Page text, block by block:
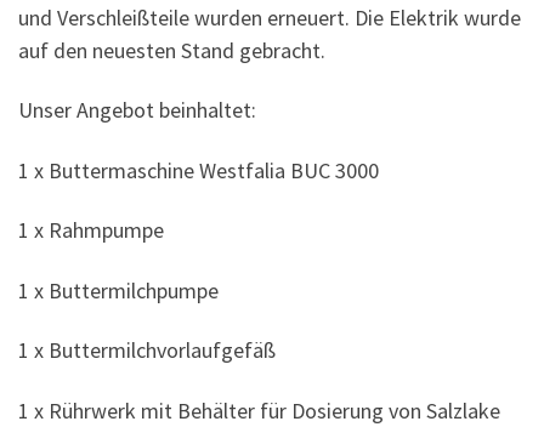
und Verschleißteile wurden erneuert. Die Elektrik wurde
auf den neuesten Stand gebracht.
Unser Angebot beinhaltet:
1 x Buttermaschine Westfalia BUC 3000
1 x Rahmpumpe
1 x Buttermilchpumpe
1 x Buttermilchvorlaufgefäß
1 x Rührwerk mit Behälter für Dosierung von Salzlake